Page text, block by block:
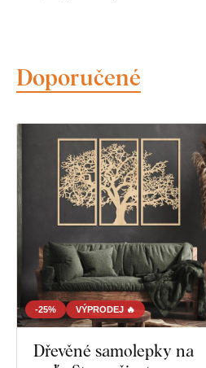
Doporučené
-25% VÝPRODEJ 🔥
Dřevěné samolepky na